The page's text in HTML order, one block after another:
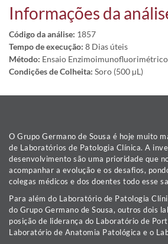
Informações da
Código da análise: 1857
Tempo de execução: 8 Dias úteis
Método: Ensaio Enzimoimunofluorimétrico
Condições de Colheita: Soro (500 µL)
O Grupo Germano de Sousa é hoje muito
de Laboratórios de Patologia Clínica. A
desenvolvimento são uma prioridade que
acompanhar a evolução e os desafios,
colegas médicos e dos doentes todo esse
Para além do Laboratório de Patologia
do Grupo Germano de Sousa, outros dois
posição de liderança do Laboratório de
Laboratório de Anatomia Patológica e o